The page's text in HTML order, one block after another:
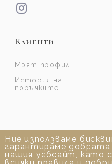
Ние използваме
гарантираме
нашия уебсайт, като
Клиенти
Моят профил
История на
поръчките